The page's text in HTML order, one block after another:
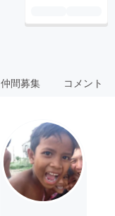
仲間募集 コメント